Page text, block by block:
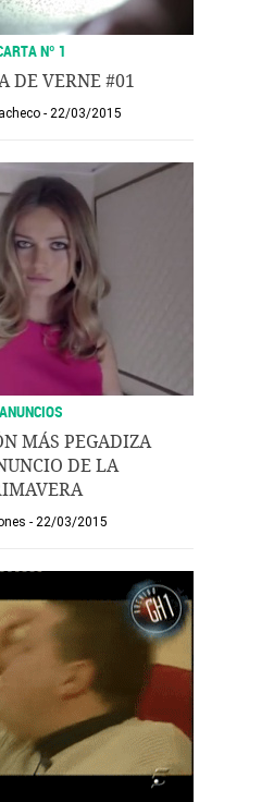
Nº 1
DE VERNE #01
22/03/2015
ANUNCIOS
MÁS PEGADIZA
DE LA
22/03/2015